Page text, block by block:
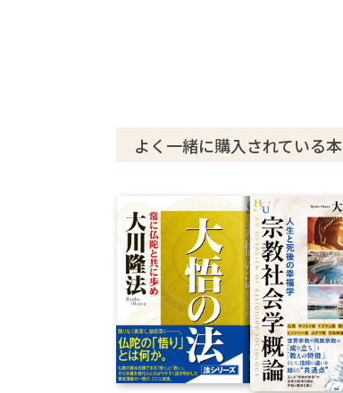
よく一緒に購入されている本